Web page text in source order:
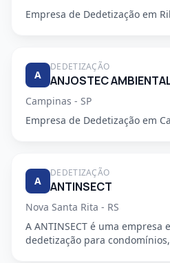
Empresa de Dedetização em
A
DEDETIZAÇÃO
ANJOSTEC
Campinas - SP
Empresa de Dedetização em
A
DEDETIZAÇÃO
ANTINSECT
Nova Santa Rita - RS
A ANTINSECT é uma empresa
dedetização para